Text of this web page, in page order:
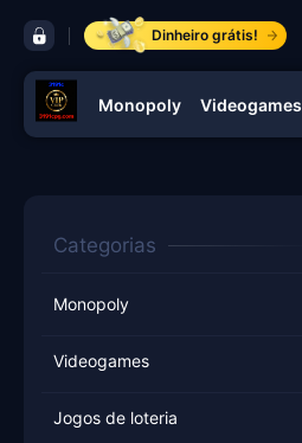
barra de controle 3191c
Dinheiro grátis!
navegação 3191c
Monopoly Videogames
Categorias
Monopoly
Videogames
Jogos de loteria